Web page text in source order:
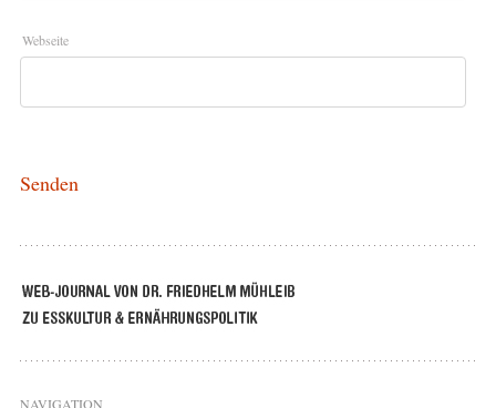
Webseite
NAVIGATION